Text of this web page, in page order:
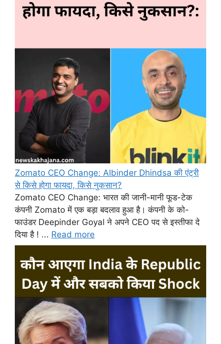
Zomato CEO Change: Albinder Dhindsa की एंट्री
से किसे होगा फायदा, किसे नुकसान?
Zomato CEO Change: भारत की जानी-मानी फूड-टेक
कंपनी Zomato में एक बड़ा बदलाव हुआ है। कंपनी के को-
फाउंडर Deepinder Goyal ने अपने CEO पद से इस्तीफा दे
दिया है ! ... Read more